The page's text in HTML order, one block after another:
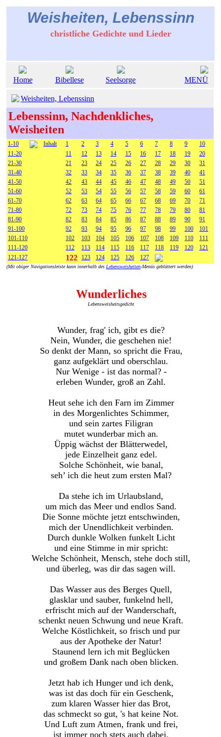
Weisheiten, Lebenssinn
christliche Gedichte und Lieder
Home Bibellese Seelsorge MENÜ
Weisheiten, Lebenssinn
Lebenssinn, Nachdenkliches,
Weisheiten
1-10 Inhalt 1 2 3 4 5 6 7 8 9
10
11-20
11 12 13 14 15 16 17 18 19
20
21-30
21 23 24 25 26 27 28 29 30
31
31-40
32 33 34 35 36 37 38 39 40
41
41-50
42 43 44 45 46 47 48 49 50
51
51-60
52 53 54 55 56 57 58 59 60
61
61-70
62 63 64 65 66 67 68 69 70
71
71-80
72 73 74 75 76 77 78 79 80
81
81-90
82 83 84 85 86 87 88 89 90
91
91-100
92 93 94 95 96 97 98 99 100
101
101-110
102 103 104 105 106 107 108 109 110
111
111-120
112 113 114 115 116 117 118 119 120
121
121-127
122 123 124 125 126 127
(Mit obiger Navigationsleiste kann innerhalb des Lebensweisheiten-Menüs geblättert werden)
Wunderliches
Lebensweisheitsgedicht
Wunder, frag' ich, gibt es die?
Nein, Wunder, die geschehen nie!
So denkt der Mann, so spricht die Frau,
ganz aufgeklärt und oberschlau.
Nur Wenige - ist das normal? -
erleben Wunder, groß an Zahl.
Heut sehe ich den Farn im Zimmer
in des Morgenlichtes Schimmer,
und sein zartes Filigran
mutet wunderbar mich an.
Üppig wächst der Blätterwedel,
jede Einzelheit ganz edel.
Solche Schönheit, wie banal,
seh’ ich die heut zum ersten Mal?
Da stehe ich im Urlaubsland,
um mich das Meer und endlos Sand.
Die Sonne möchte jetzt entschwinden,
mich der Unendlichkeit verbinden.
Durch dunkle Wolken funkelt Licht
und eine Stimme in mir spricht:
Welche Schönheit, Mensch, stehe doch still,
und überleg, was dir das sagen will.
Das Wasser aus des Berges Quell,
glasklar und sauber, funkelnd hell,
erfrischt mich auf der Wanderschaft,
schenkt neuen Schwung und neue Kraft.
Welche Köstlichkeit, so frisch und pur
aus der Apotheke der Natur!
Staunend lern ich mit Beglücken
und großem Dank nach oben blicken.
Jetzt hab ich Hunger und ich denk,
was ist das doch für ein Geschenk,
zum klaren Wasser hier das Brot,
das schmeckt so gut, 's hat keine Not.
Und Luft zum Atmen, frank und frei,
ist immer noch stets auch dabei.